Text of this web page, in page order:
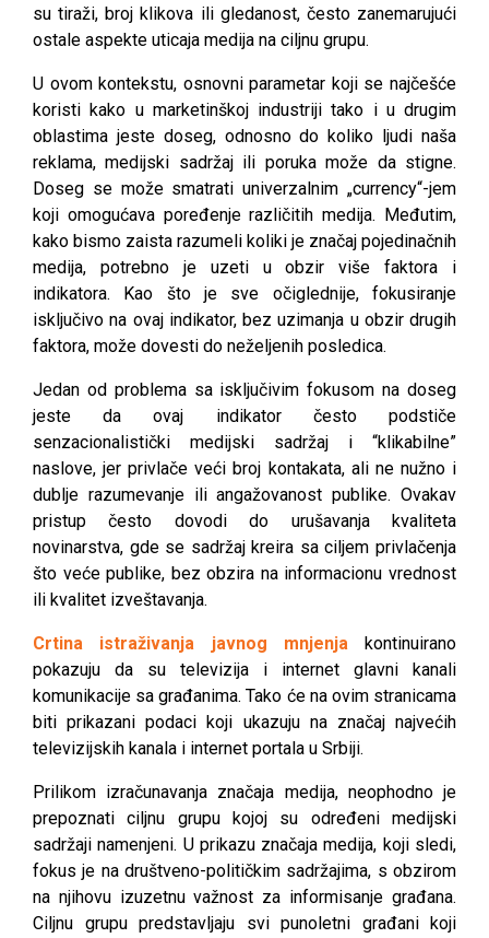
su tiraži, broj klikova ili gledanost, često zanemarujući
ostale aspekte uticaja medija na ciljnu grupu.
U ovom kontekstu, osnovni parametar koji se najčešće
koristi kako u marketinškoj industriji tako i u drugim
oblastima jeste doseg, odnosno do koliko ljudi naša
reklama, medijski sadržaj ili poruka može da stigne.
Doseg se može smatrati univerzalnim „currency“-jem
koji omogućava poređenje različitih medija. Međutim,
kako bismo zaista razumeli koliki je značaj pojedinačnih
medija, potrebno je uzeti u obzir više faktora i
indikatora. Kao što je sve očiglednije, fokusiranje
isključivo na ovaj indikator, bez uzimanja u obzir drugih
faktora, može dovesti do neželjenih posledica.
Jedan od problema sa isključivim fokusom na doseg
jeste da ovaj indikator često podstiče
senzacionalistički medijski sadržaj i “klikabilne”
naslove, jer privlače veći broj kontakata, ali ne nužno i
dublje razumevanje ili angažovanost publike. Ovakav
pristup često dovodi do urušavanja kvaliteta
novinarstva, gde se sadržaj kreira sa ciljem privlačenja
što veće publike, bez obzira na informacionu vrednost
ili kvalitet izveštavanja.
Crtina istraživanja javnog mnjenjakontinuirano
pokazuju da su televizija i internet glavni kanali
komunikacije sa građanima. Tako će na ovim stranicama
biti prikazani podaci koji ukazuju na značaj najvećih
televizijskih kanala i internet portala u Srbiji.
Prilikom izračunavanja značaja medija, neophodno je
prepoznati ciljnu grupu kojoj su određeni medijski
sadržaji namenjeni. U prikazu značaja medija, koji sledi,
fokus je na društveno-političkim sadržajima, s obzirom
na njihovu izuzetnu važnost za informisanje građana.
Ciljnu grupu predstavljaju svi punoletni građani koji